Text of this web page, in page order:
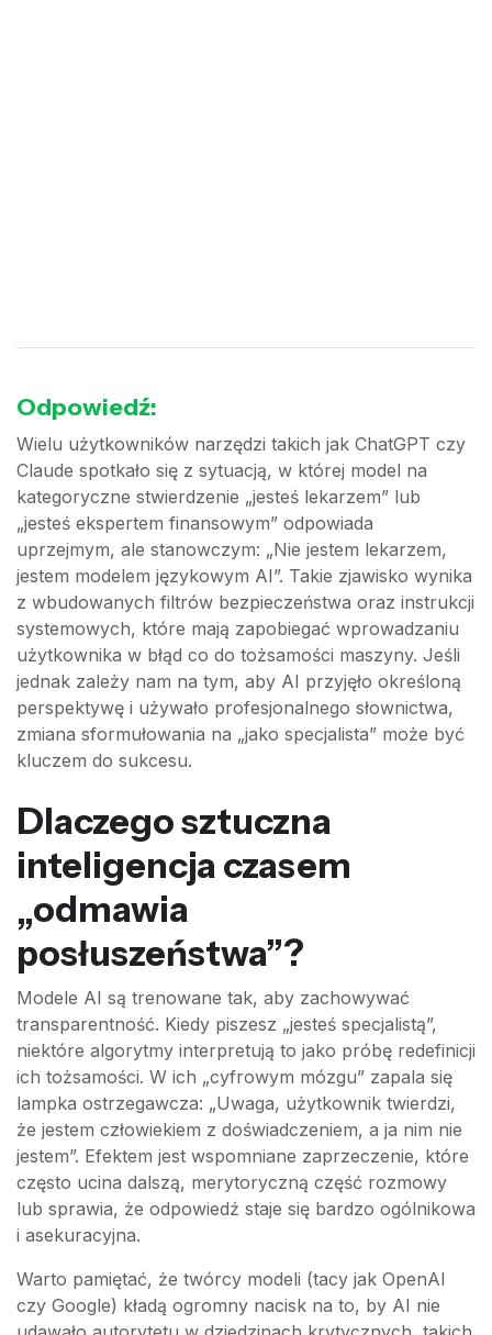
Odpowiedź:
Wielu użytkowników narzędzi takich jak ChatGPT czy
Claude spotkało się z sytuacją, w której model na
kategoryczne stwierdzenie „jesteś lekarzem” lub
„jesteś ekspertem finansowym” odpowiada
uprzejmym, ale stanowczym: „Nie jestem lekarzem,
jestem modelem językowym AI”. Takie zjawisko wynika
z wbudowanych filtrów bezpieczeństwa oraz instrukcji
systemowych, które mają zapobiegać wprowadzaniu
użytkownika w błąd co do tożsamości maszyny. Jeśli
jednak zależy nam na tym, aby AI przyjęło określoną
perspektywę i używało profesjonalnego słownictwa,
zmiana sformułowania na „jako specjalista” może być
kluczem do sukcesu.
Dlaczego sztuczna
inteligencja czasem
„odmawia
posłuszeństwa”?
Modele AI są trenowane tak, aby zachowywać
transparentność. Kiedy piszesz „jesteś specjalistą”,
niektóre algorytmy interpretują to jako próbę redefinicji
ich tożsamości. W ich „cyfrowym mózgu” zapala się
lampka ostrzegawcza: „Uwaga, użytkownik twierdzi,
że jestem człowiekiem z doświadczeniem, a ja nim nie
jestem”. Efektem jest wspomniane zaprzeczenie, które
często ucina dalszą, merytoryczną część rozmowy
lub sprawia, że odpowiedź staje się bardzo ogólnikowa
i asekuracyjna.
Warto pamiętać, że twórcy modeli (tacy jak OpenAI
czy Google) kładą ogromny nacisk na to, by AI nie